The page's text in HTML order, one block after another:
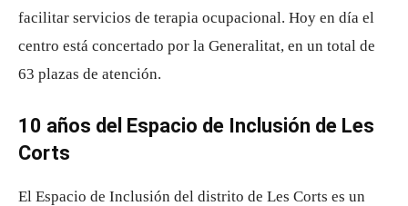
facilitar servicios de terapia ocupacional. Hoy en día el
centro está concertado por la Generalitat, en un total de
63 plazas de atención.
10 años del Espacio de Inclusión de Les
Corts
El Espacio de Inclusión del distrito de Les Corts es un